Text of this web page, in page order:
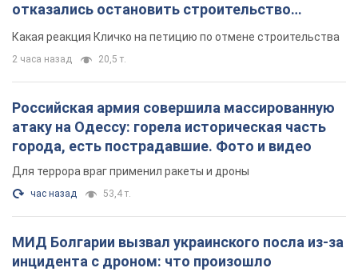
отказались остановить строительство
небоскреба "московского верующего"
Какая реакция Кличко на петицию по отмене строительства
2 часа назад 20,5 т.
Российская армия совершила массированную
атаку на Одессу: горела историческая часть
города, есть пострадавшие. Фото и видео
Для террора враг применил ракеты и дроны
час назад 53,4 т.
МИД Болгарии вызвал украинского посла из-за
инцидента с дроном: что произошло